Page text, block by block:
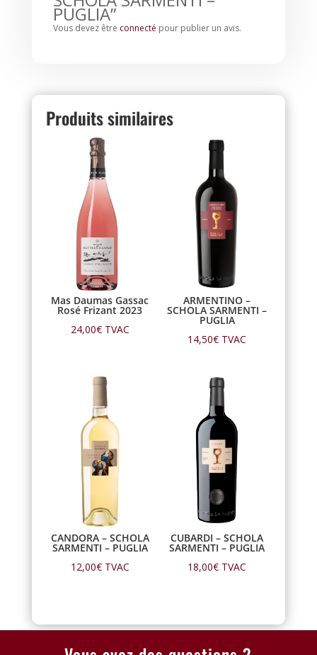
PUGLIA”
Vous devez être connecté pour publier un avis.
Produits similaires
Mas Daumas Gassac
Rosé Frizant 2023
24,00€ TVAC
ARMENTINO –
SCHOLA SARMENTI –
PUGLIA
14,50€ TVAC
CANDORA – SCHOLA
SARMENTI – PUGLIA
12,00€ TVAC
CUBARDI – SCHOLA
SARMENTI – PUGLIA
18,00€ TVAC